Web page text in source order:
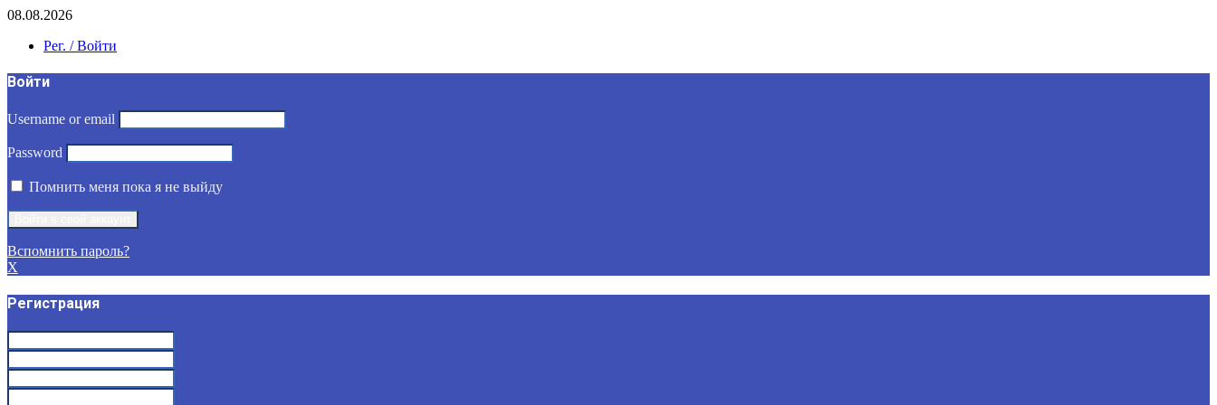
08.08.2026
Рег. / Войти
Войти
Username or email
Password
Помнить меня пока я не выйду
Вспомнить пароль?
X
Регистрация